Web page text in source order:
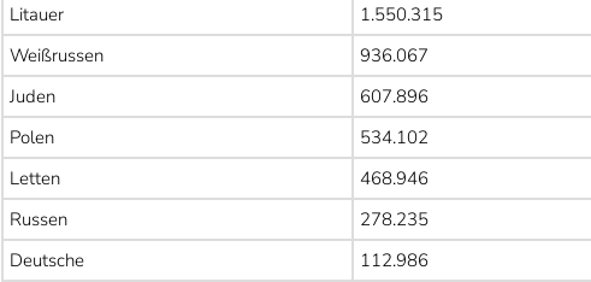
Litauer 1.550.315
Weißrussen
936.067
Juden
607.896
Polen
534.102
Letten
468.946
Russen
278.235
Deutsche
112.986